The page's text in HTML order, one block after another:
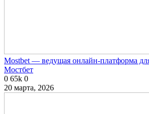
Mostbet — ведущая онлайн-платформа
Мостбет
0 65k 0
20 марта, 2026